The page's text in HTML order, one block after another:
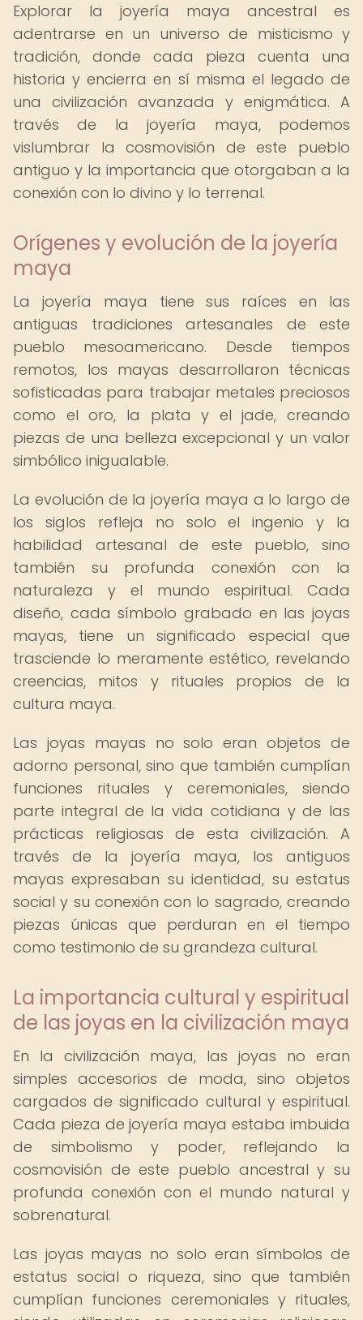
Explorar la joyería maya ancestral es
adentrarse en un universo de misticismo y
tradición, donde cada pieza cuenta una
historia y encierra en sí misma el legado de
una civilización avanzada y enigmática. A
través de la joyería maya, podemos
vislumbrar la cosmovisión de este pueblo
antiguo y la importancia que otorgaban a la
conexión con lo divino y lo terrenal.
Orígenes y evolución de la joyería
maya
La joyería maya tiene sus raíces en las
antiguas tradiciones artesanales de este
pueblo mesoamericano. Desde tiempos
remotos, los mayas desarrollaron técnicas
sofisticadas para trabajar metales preciosos
como el oro, la plata y el jade, creando
piezas de una belleza excepcional y un valor
simbólico inigualable.
La evolución de la joyería maya a lo largo de
los siglos refleja no solo el ingenio y la
habilidad artesanal de este pueblo, sino
también su profunda conexión con la
naturaleza y el mundo espiritual. Cada
diseño, cada símbolo grabado en las joyas
mayas, tiene un significado especial que
trasciende lo meramente estético, revelando
creencias, mitos y rituales propios de la
cultura maya.
Las joyas mayas no solo eran objetos de
adorno personal, sino que también cumplían
funciones rituales y ceremoniales, siendo
parte integral de la vida cotidiana y de las
prácticas religiosas de esta civilización. A
través de la joyería maya, los antiguos
mayas expresaban su identidad, su estatus
social y su conexión con lo sagrado, creando
piezas únicas que perduran en el tiempo
como testimonio de su grandeza cultural.
La importancia cultural y espiritual
de las joyas en la civilización maya
En la civilización maya, las joyas no eran
simples accesorios de moda, sino objetos
cargados de significado cultural y espiritual.
Cada pieza de joyería maya estaba imbuida
de simbolismo y poder, reflejando la
cosmovisión de este pueblo ancestral y su
profunda conexión con el mundo natural y
sobrenatural.
Las joyas mayas no solo eran símbolos de
estatus social o riqueza, sino que también
cumplían funciones ceremoniales y rituales,